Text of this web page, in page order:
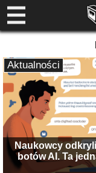
Naukowcy
botów AI. Ta
Aktualności